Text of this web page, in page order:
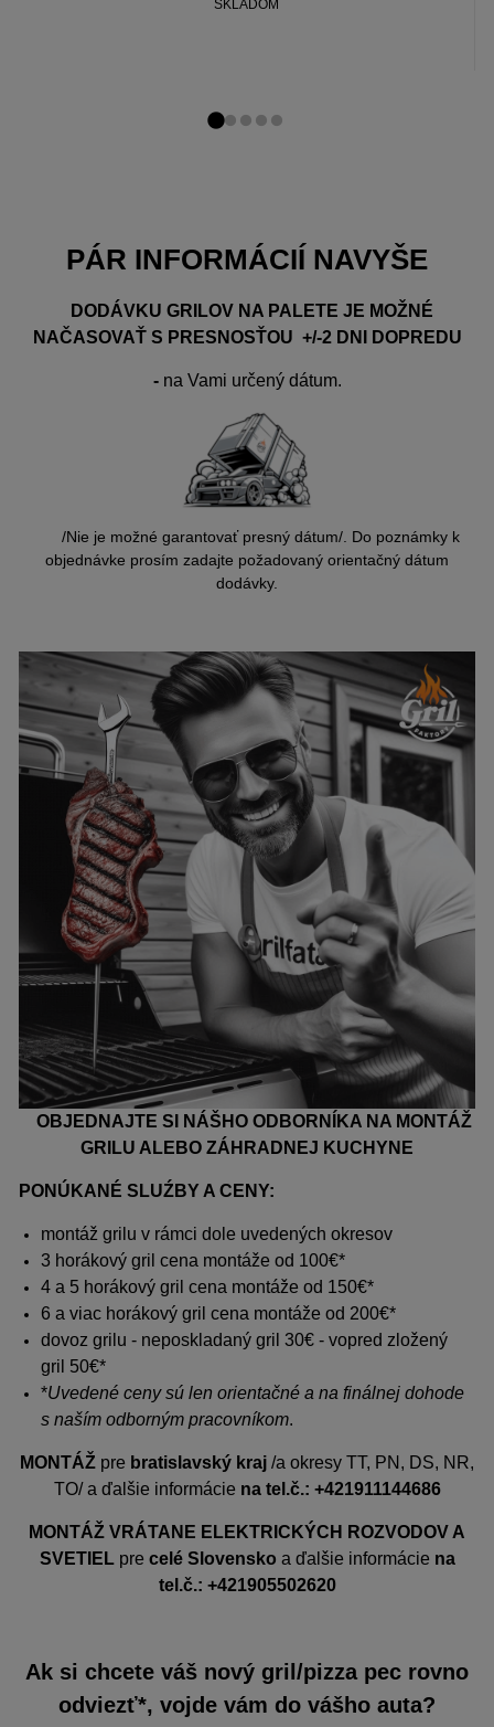
SKLADOM
Prejsďż˝ na
Prejsďż˝ na
Prejsďż˝ na
Prejsďż˝ na
Prejsďż˝ na
PÁR INFORMÁCIÍ NAVYŠE
DODÁVKU GRILOV NA PALETE JE MOŽNÉ
NAČASOVAŤ S PRESNOSŤOU +/-2 DNI DOPREDU
-na Vami určený dátum.
/Nie je možné garantovať presný dátum/. Do poznámky k
objednávke prosím zadajte požadovaný orientačný dátum
dodávky.
OBJEDNAJTE SI NÁŠHO ODBORNÍKA NA MONTÁŽ
GRILU ALEBO ZÁHRADNEJ KUCHYNE
PONÚKANÉ SLUŹBY A CENY:
montáž grilu v rámci dole uvedených okresov
3 horákový gril cena montáže od 100€*
4 a 5 horákový gril cena montáže od 150€*
6 a viac horákový gril cena montáže od 200€*
dovoz grilu - neposkladaný gril 30€ - vopred zložený
gril 50€*
*Uvedené ceny sú len orientačné a na finálnej dohode
s naším odborným pracovníkom.
MONTÁŽ pre bratislavský kraj /a okresy TT, PN, DS, NR,
TO/ a ďalšie informácie na tel.č.: +421911144686
MONTÁŽ VRÁTANE ELEKTRICKÝCH ROZVODOV A
SVETIEL pre celé Slovensko a ďalšie informácie na
tel.č.: +421905502620
Ak si chcete váš nový gril/pizza pec rovno
odviezť*, vojde vám do vášho auta?